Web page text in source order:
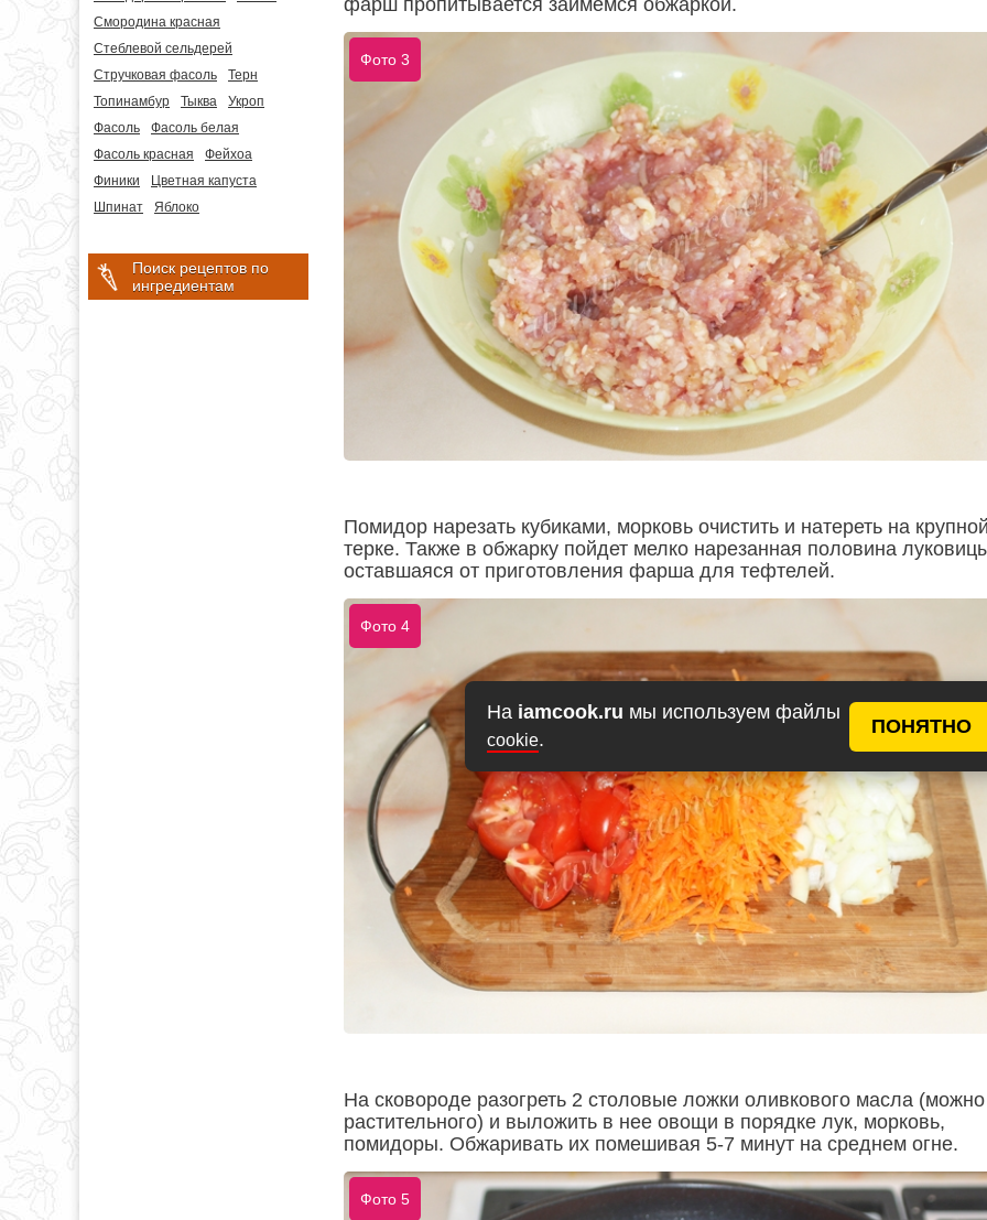
На iamcook.ru мы используем файлы
cookie.
ПОНЯТНО
Смородина красная
Стеблевой сельдерей
Стручковая фасоль
Терн
Топинамбур
Тыква
Укроп
Фасоль
Фасоль белая
Фасоль красная
Фейхоа
Финики
Цветная капуста
Шпинат
Яблоко
Поиск рецептов по
ингредиентам
Фото 3
Помидор нарезать кубиками, морковь очистить и натереть на
терке. Также в обжарку пойдет мелко нарезанная половина
оставшаяся от приготовления фарша для тефтелей.
Фото 4
На сковороде разогреть 2 столовые ложки оливкового масла (можно
растительного) и выложить в нее овощи в порядке лук, морковь,
помидоры. Обжаривать их помешивая 5-7 минут на среднем огне.
Фото 5